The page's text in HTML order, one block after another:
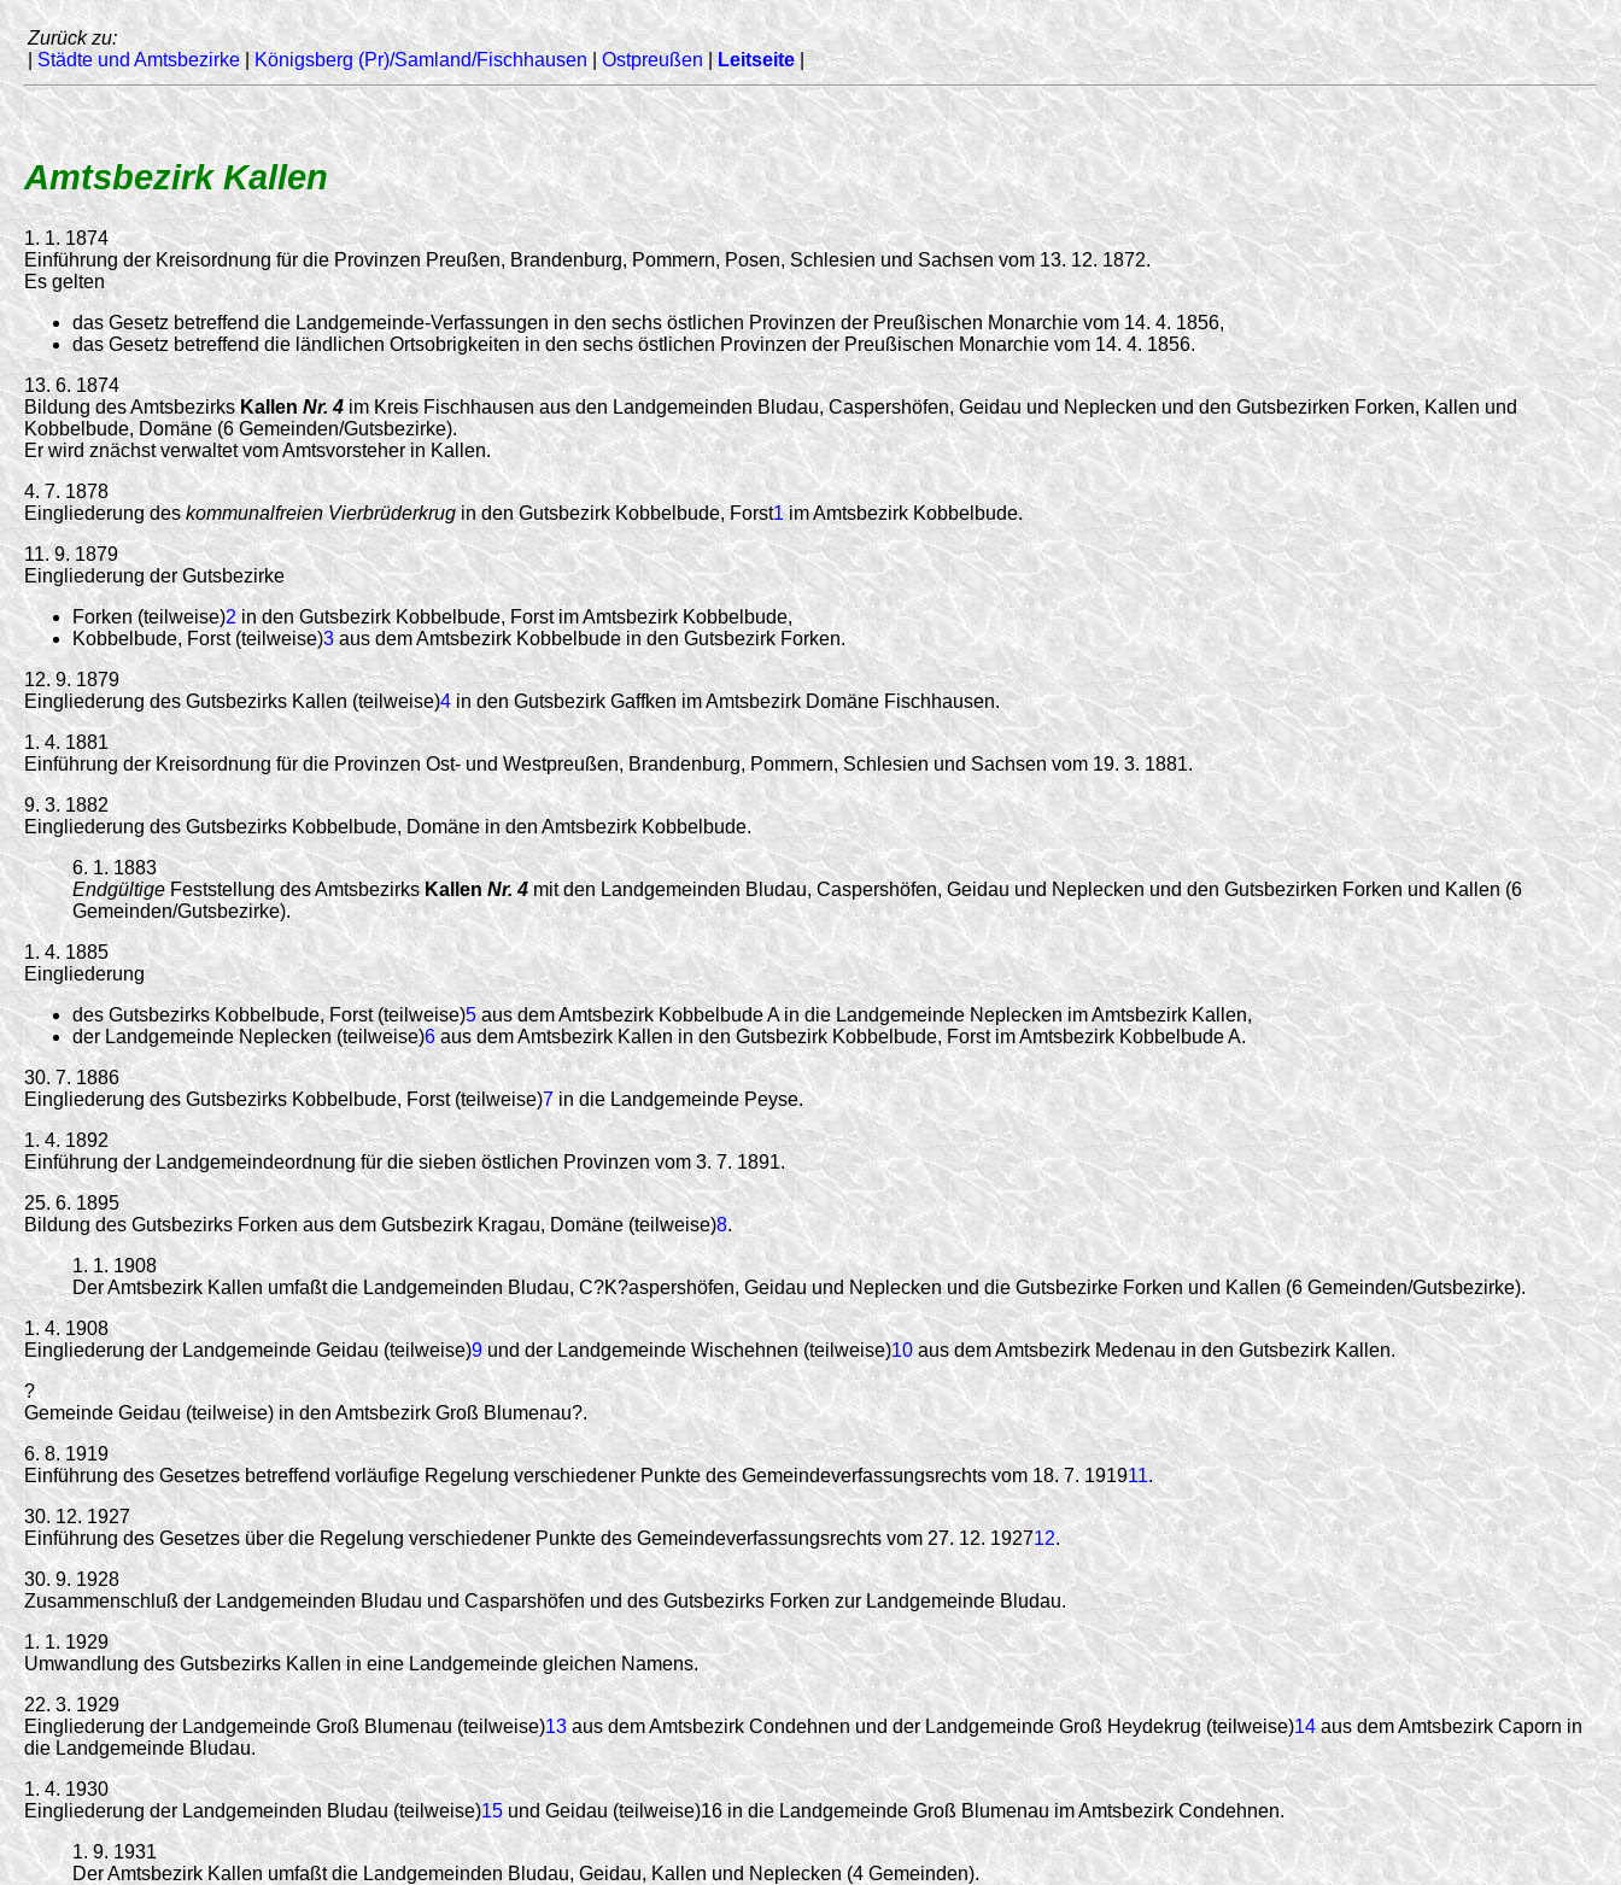
Zurück zu:
| Städte und Amtsbezirke|Königsberg (Pr)/Samland/Fischhausen|Ostpreußen| Leitseite|
Amtsbezirk Kallen
1. 1. 1874
Einführung der Kreisordnung für die Provinzen Preußen, Brandenburg, Pommern, Posen, Schlesien und Sachsen vom 13. 12. 1872.
Es gelten
das Gesetz betreffend die Landgemeinde-Verfassungen in den sechs östlichen Provinzen der Preußischen Monarchie vom 14. 4. 1856,
das Gesetz betreffend die ländlichen Ortsobrigkeiten in den sechs östlichen Provinzen der Preußischen Monarchie vom 14. 4. 1856.
13. 6. 1874
Bildung des AmtsbezirksKallen Nr. 4im Kreis Fischhausen aus den Landgemeinden Bludau, Caspers­höfen, Geidau und Neplecken und den Gutsbezirken Forken, Kallen und
Kobbelbude, Domäne (6 Gemeinden/Gutsbezirke).
Er wird znächst verwaltet vom Amtsvorsteher in Kallen.
4. 7. 1878
Eingliederung deskommunalfreien Vierbrüderkrug in den Gutsbezirk Kobbelbude, Forst1im Amtsbezirk Kobbelbude.
11. 9. 1879
Eingliederung der Gutsbezirke
Forken (teilweise)2in den Gutsbezirk Kobbelbude, Forst im Amtsbezirk Kobbelbude,
Kobbelbude, Forst (teilweise)3 aus dem Amtsbezirk Kobbelbude in den Gutsbezirk Forken.
12. 9. 1879
Eingliederung des Gutsbezirks Kallen (teilweise)4in den Gutsbezirk Gaffken im Amtsbezirk Domäne Fischhausen.
1. 4. 1881
Einführung der Kreisordnung für die Provinzen Ost- und Westpreußen, Brandenburg, Pommern, Schlesien und Sachsen vom 19. 3. 1881.
9. 3. 1882
Eingliederung des Gutsbezirks Kobbelbude, Domäne in den Amtsbezirk Kobbelbude.
6. 1. 1883
EndgültigeFeststellung des AmtsbezirksKallenNr. 4 mit den Landgemeinden Bludau, Caspershöfen, Geidau und Neplecken und den Gutsbezirken Forken und Kallen (6
Gemeinden/Gutsbezirke).
1. 4. 1885
Eingliederung
des Gutsbezirks Kobbelbude, Forst (teilweise)5aus dem Amtsbezirk Kobbelbude A in die Landgemeinde Neplecken im Amtsbezirk Kallen,
der Landgemeinde Neplecken (teilweise)6aus dem Amtsbezirk Kallen in den Gutsbezirk Kobbelbude, Forst im Amtsbezirk Kobbelbude A.
30. 7. 1886
Eingliederung des Gutsbezirks Kobbelbude, Forst (teilweise)7 in die Landgemeinde Peyse.
1. 4. 1892
Einführung der Landgemeindeordnung für die sieben östlichen Provinzen vom 3. 7. 1891.
25. 6. 1895
Bildung des Gutsbezirks Forken aus dem Gutsbezirk Kragau, Domäne (teilweise)8.
1. 1. 1908
Der Amtsbezirk Kallen umfaßt die Landgemeinden Bludau, C?K?aspershöfen, Geidau und Neplecken und die Gutsbezirke Forken und Kallen (6 Gemeinden/Gutsbezirke).
1. 4. 1908
Eingliederung der Landgemeinde Geidau (teilweise)9und der Landgemeinde Wischehnen (teilweise)10 aus dem Amtsbezirk Medenau in den Gutsbezirk Kallen.
?
Gemeinde Geidau (teilweise) in den Amtsbezirk Groß Blumenau?.
6. 8. 1919
Einführung des Gesetzes betreffend vorläufige Regelung verschiedener Punkte des Gemeindeverfassungsrechts vom 18. 7. 191911.
30. 12. 1927
Einführung des Gesetzes über die Regelung verschiedener Punkte des Gemeindeverfassungsrechts vom 27. 12. 192712.
30. 9. 1928
Zusammenschluß der Landgemeinden Bludau und Casparshöfen und des Gutsbezirks Forken zur Landgemeinde Bludau.
1. 1. 1929
Umwandlung des Gutsbezirks Kallen in eine Landgemeinde gleichen Namens.
22. 3. 1929
Eingliederung der Landgemeinde Groß Blumenau (teilweise)13aus dem Amtsbezirk Condehnen und der Landgemeinde Groß Heydekrug (teilweise)14aus dem Amtsbezirk Caporn in
die Landgemeinde Bludau.
1. 4. 1930
Eingliederung der Landgemeinden Bludau (teilweise)15 und Geidau (teilweise)16 in die Landgemeinde Groß Blumenau im Amtsbezirk Condehnen.
1. 9. 1931
Der Amtsbezirk Kallen umfaßt die Landgemeinden Bludau, Geidau, Kallen und Neplecken (4 Gemeinden).